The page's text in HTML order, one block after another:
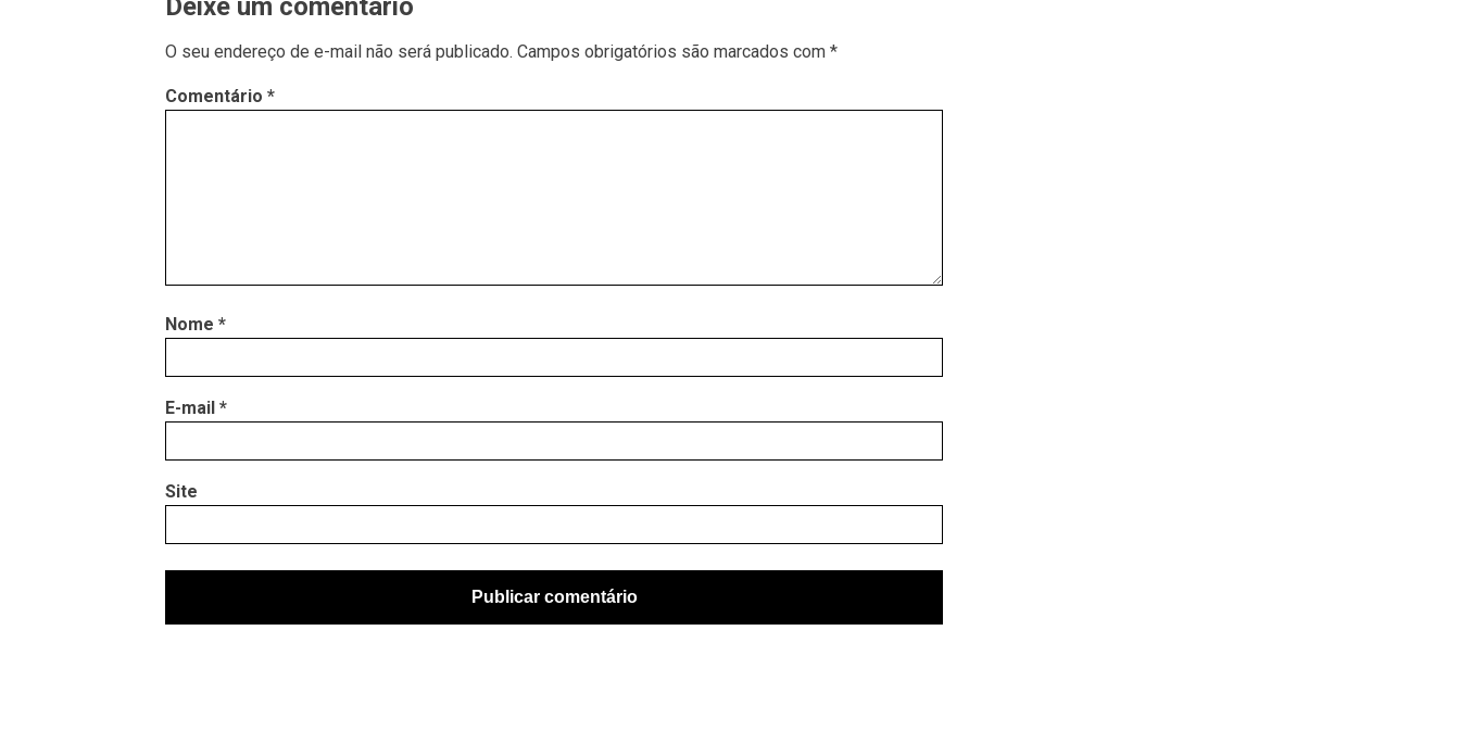
Deixe um comentário
O seu endereço de e-mail não será publicado. Campos obrigatórios são marcados com *
Comentário *
Nome *
E-mail *
Site